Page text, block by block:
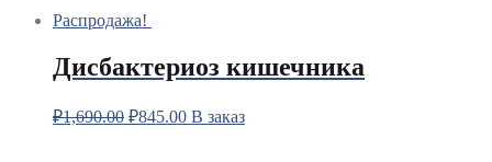
Распродажа!
Дисбактериоз кишечника
₽1,690.00 ₽845.00 В заказ